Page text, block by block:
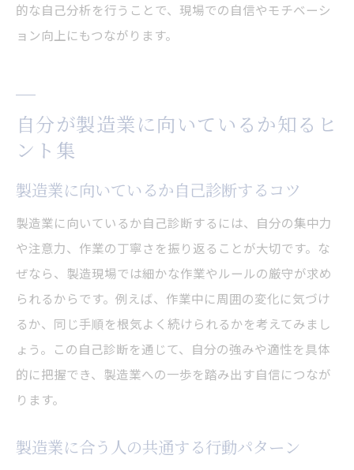
的な自己分析を行うことで、現場での自信やモチベーシ
ョン向上にもつながります。
自分が製造業に向いているか知るヒ
ント集
製造業に向いているか自己診断するコツ
製造業に向いているか自己診断するには、自分の集中力
や注意力、作業の丁寧さを振り返ることが大切です。な
ぜなら、製造現場では細かな作業やルールの厳守が求め
られるからです。例えば、作業中に周囲の変化に気づけ
るか、同じ手順を根気よく続けられるかを考えてみまし
ょう。この自己診断を通じて、自分の強みや適性を具体
的に把握でき、製造業への一歩を踏み出す自信につなが
ります。
製造業に合う人の共通する行動パターン